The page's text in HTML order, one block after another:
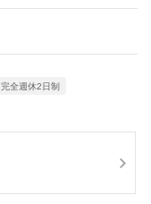
完全週休2日制